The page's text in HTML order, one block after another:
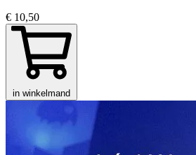
€ 10,50
in winkelmand